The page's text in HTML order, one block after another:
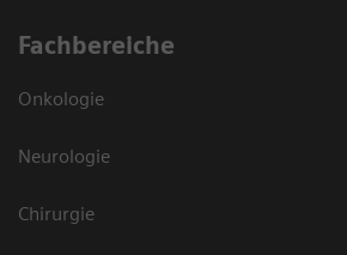
Fachbereiche
Onkologie
Neurologie
Chirurgie